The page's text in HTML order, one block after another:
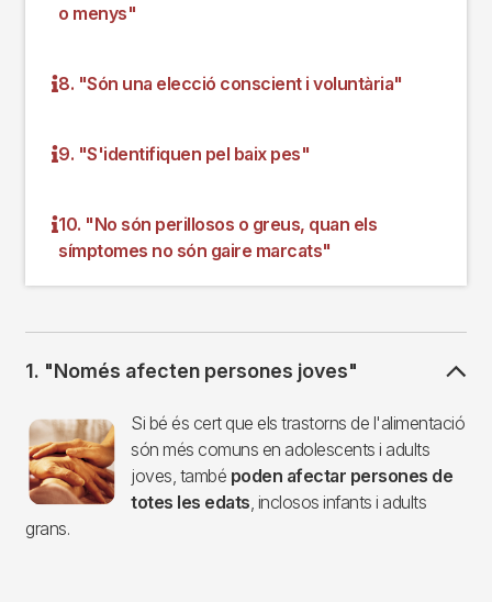
o menys"
8. "Són una elecció conscient i voluntària"
9. "S'identifiquen pel baix pes"
10. "No són perillosos o greus, quan els
símptomes no són gaire marcats"
1. "Només afecten persones joves"
Imagen
Si bé és cert que els trastorns de l'alimentació
són més comuns en adolescents i adults
joves, també poden afectar persones de
totes les edats , inclosos infants i adults
grans.